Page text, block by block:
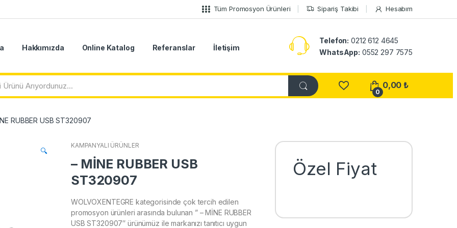
Tüm Promosyon Ürünleri Sipariş Takibi Hesabım
Hakkımızda Online Katalog Referanslar İletişim
Telefon: 0212 612 4645
WhatsApp: 0552 297 7575
0
0,00₺
RUBBER USB ST320907
🔍
KAMPANYALI ÜRÜNLER
– MİNE RUBBER USB
ST320907
WOLVOXENTEGRE kategorisinde çok tercih edilen
promosyon ürünleri arasında bulunan ” – MİNE RUBBER
USB ST320907″ ürünümüz ile markanızı tanıtıcı uygun
Özel Fiyat